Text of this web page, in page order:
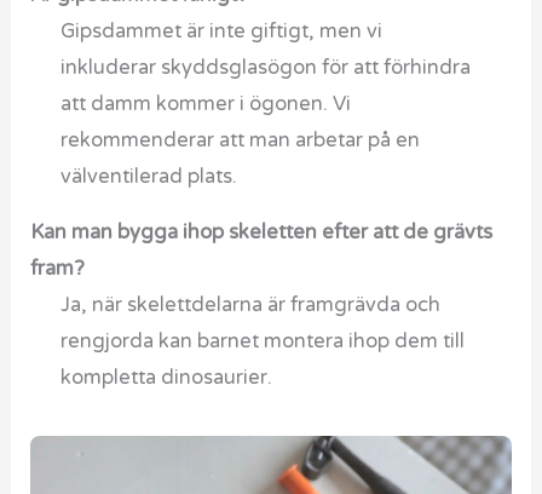
Gipsdammet är inte giftigt, men vi
inkluderar skyddsglasögon för att förhindra
att damm kommer i ögonen. Vi
rekommenderar att man arbetar på en
välventilerad plats.
Kan man bygga ihop skeletten efter att de grävts
fram?
Ja, när skelettdelarna är framgrävda och
rengjorda kan barnet montera ihop dem till
kompletta dinosaurier.